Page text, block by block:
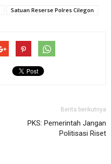
Satuan Reserse Polres Cilegon
Berita berikutnya
PKS: Pemerintah Jangan
Politisasi Riset